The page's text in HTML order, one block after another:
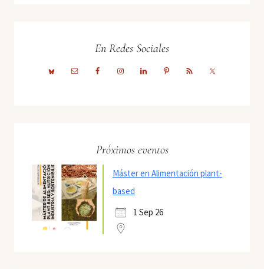
En Redes Sociales
Próximos eventos
Máster en Alimentación plant-
based
1 Sep 26